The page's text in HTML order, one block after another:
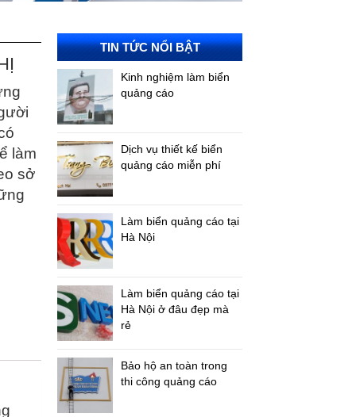
làm
sở
TIN TỨC NỔI BẬT
Kinh nghiệm làm biển
quảng cáo
Dịch vụ thiết kế biển
quảng cáo miễn phí
Làm biển quảng cáo tại
Hà Nội
Làm biển quảng cáo tại
Hà Nội ở đâu đẹp mà
rẻ
Bảo hộ an toàn trong
thi công quảng cáo